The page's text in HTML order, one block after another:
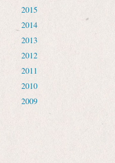
2015
2014
2013
2012
2011
2010
2009